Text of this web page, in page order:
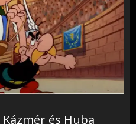
és Huba